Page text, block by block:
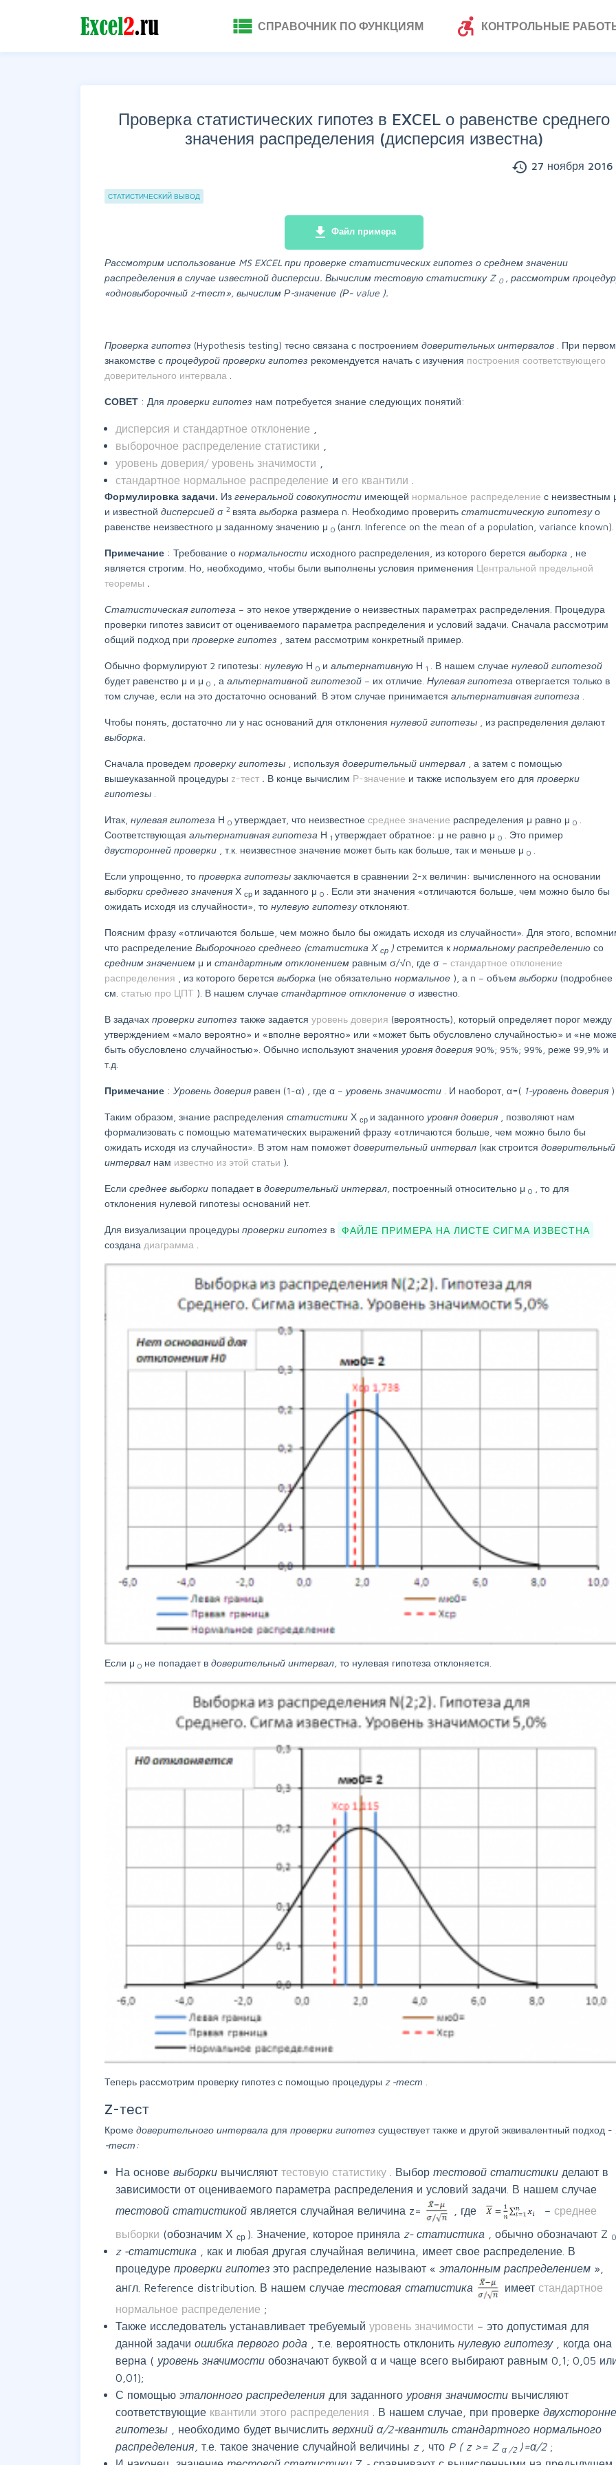
view_list СПРАВОЧНИК ПО ФУНКЦИЯМ accessible_forward КОНТРОЛЬНЫЕ
Проверка статистических гипотез в EXCEL о равенстве среднего
значения распределения (дисперсия известна)
history 27 ноября 2016
Группы статей
СТАТИСТИЧЕСКИЙ ВЫВОД
file_download Файл примера
Рассмотрим использование MS EXCEL при проверке статистических гипотез о среднем значении
распределения в случае известной дисперсии. Вычислим тестовую статистику Z 0
, рассмотрим
«одновыборочный z-тест», вычислим Р-значение (Р- value ).
Проверка гипотез (Hypothesis testing) тесно связана с построением доверительных интервалов
. При первом
знакомстве с процедурой проверки гипотез рекомендуется начать с изучения построения соответствующего
доверительного интервала
СОВЕТ : Для проверки гипотез нам потребуется знание следующих понятий:
дисперсия и стандартное отклонение
выборочное распределение статистики
уровень доверия/ уровень значимости
стандартное нормальное распределение и его квантили
Формулировка задачи. Из генеральной совокупности имеющей нормальное распределение с неизвестным
и известной дисперсией σ 2 взята выборка размера n. Необходимо проверить статистическую гипотезуо
равенстве неизвестного μ заданному значению μ 0 (англ. Inference on the mean of a population, variance known).
Примечание : Требование о нормальности исходного распределения, из которого берется выборка
, не
является строгим. Но, необходимо, чтобы были выполнены условия применения Центральной предельной
теоремы .
Статистическая гипотеза – это некое утверждение о неизвестных параметрах распределения. Процедура
проверки гипотез зависит от оцениваемого параметра распределения и условий задачи. Сначала рассмотрим
общий подход при проверке гипотез , затем рассмотрим конкретный пример.
Обычно формулируют 2 гипотезы: нулевую Н 0 и альтернативную Н 1 . В нашем случае нулевой гипотезой
будет равенство μ и μ 0 , а альтернативной гипотезой – их отличие. Нулевая гипотеза отвергается только в
том случае, если на это достаточно оснований. В этом случае принимается альтернативная гипотеза
Чтобы понять, достаточно ли у нас оснований для отклонения нулевой гипотезы
, из распределения делают
выборка.
Сначала проведем проверку гипотезы , используя доверительный интервал
, а затем с помощью
вышеуказанной процедуры z-тест . В конце вычислим Р-значение и также используем его для проверки
гипотезы
Итак, нулевая гипотеза Н 0 утверждает, что неизвестное среднее значение распределения μ равно μ 0
Соответствующая альтернативная гипотеза Н 1 утверждает обратное: μ не равно μ 0
. Это пример
двусторонней проверки
, т.к. неизвестное значение может быть как больше, так и меньше μ 0
Если упрощенно, то проверка гипотезы заключается в сравнении 2-х величин: вычисленного на основании
выборки среднего значения Х ср и заданного μ 0
. Если эти значения «отличаются больше, чем можно было бы
ожидать исходя из случайности», то нулевую гипотезуотклоняют.
Поясним фразу «отличаются больше, чем можно было бы ожидать исходя из случайности». Для этого,
что распределение Выборочного среднего (статистика Х ср ) стремится к нормальному распределению со
средним значением μ и стандартным отклонением равным σ/√n, где σ – стандартное отклонение
распределения
, из которого берется выборка (не обязательно нормальное ), а n – объем выборки (подробнее
см. статью про ЦПТ ). В нашем случае стандартное отклонение σ известно.
В задачах проверки гипотез также задается уровень доверия (вероятность), который определяет порог между
утверждением «мало вероятно» и «вполне вероятно» или «может быть обусловлено случайностью» и «не
быть обусловлено случайностью». Обычно используют значения уровня доверия 90%; 95%; 99%, реже 99,9% и
т.д.
Примечание : Уровень доверия равен (1-α) где α – уровень значимости . И наоборот, α=( 1-уровень доверия
Таким образом, знание распределения статистики Х ср и заданного уровня доверия
, позволяют нам
формализовать с помощью математических выражений фразу «отличаются больше, чем можно было бы
ожидать исходя из случайности». В этом нам поможетдоверительный интервал (как строится доверительный
интервал нам известно из этой статьи ).
Если среднее выборки попадает в доверительный интервал, построенный относительно μ 0
, то для
отклонения нулевой гипотезы оснований нет.
Для визуализации процедуры проверки гипотез в ФАЙЛЕ ПРИМЕРА НА ЛИСТЕ СИГМА ИЗВЕСТНА
создана диаграмма
Если μ 0 не попадает в доверительный интервал, то нулевая гипотеза отклоняется.
Теперь рассмотрим проверку гипотез с помощью процедуры z -тест
Z-тест
Кроме доверительного интервала для проверки гипотез существует также и другой эквивалентный подход -
-тест:
На основе выборки вычисляют тестовую статистику . Выбор тестовой статистики делают в
зависимости от оцениваемого параметра распределения и условий задачи. В нашем случае
тестовой статистикой является случайная величина z= , где – среднее
выборки (обозначим Х ср ). Значение, которое приняла z- статистика , обычно обозначают Z
z -статистика
, как и любая другая случайная величина, имеет свое распределение. В
процедуре проверки гипотез это распределение называют « эталонным распределением »,
англ. Reference distribution. В нашем случае тестовая статистика имеет стандартное
нормальное распределение ;
Также исследователь устанавливает требуемый уровень значимости – это допустимая для
данной задачи ошибка первого рода , т.е. вероятность отклонить нулевую гипотезу
, когда она
верна ( уровень значимости обозначают буквой α и чаще всего выбирают равным 0,1; 0,05
0,01);
С помощью эталонного распределения для заданного уровня значимости вычисляют
соответствующие квантили этого распределения . В нашем случае, при проверке
гипотезы
, необходимо будет вычислить верхний α/2-квантиль стандартного нормального
распределения, т.е. такое значение случайной величины z , что P ( z >= Z α /2 )=α/2 ;